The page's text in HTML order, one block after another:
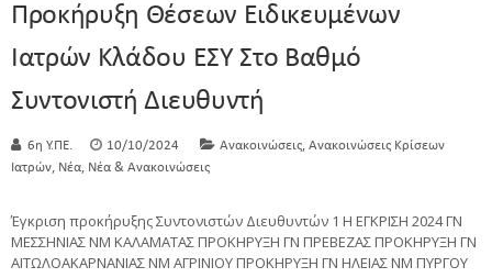
Προκήρυξη Θέσεων Ειδικευμένων
Ιατρών Κλάδου ΕΣΥ Στο Βαθμό
Συντονιστή Διευθυντή
6η Υ.ΠΕ. 10/10/2024 Ανακοινώσεις, Ανακοινώσεις Κρίσεων
Ιατρών, Νέα, Νέα & Ανακοινώσεις
Έγκριση προκήρυξης Συντονιστών Διευθυντών 1 Η ΕΓΚΡΙΣΗ 2024 ΓΝ
ΜΕΣΣΗΝΙΑΣ ΝΜ ΚΑΛΑΜΑΤΑΣ ΠΡΟΚΗΡΥΞΗ ΓΝ ΠΡΕΒΕΖΑΣ ΠΡΟΚΗΡΥΞΗ ΓΝ
ΑΙΤΩΛΟΑΚΑΡΝΑΝΙΑΣ ΝΜ ΑΓΡΙΝΙΟΥ ΠΡΟΚΗΡΥΞΗ ΓΝ ΗΛΕΙΑΣ ΝΜ ΠΥΡΓΟΥ